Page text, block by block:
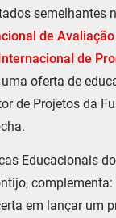
semelhantes
de
de
oferta de
de Projetos da
Educacionais
complementa:
em lançar um